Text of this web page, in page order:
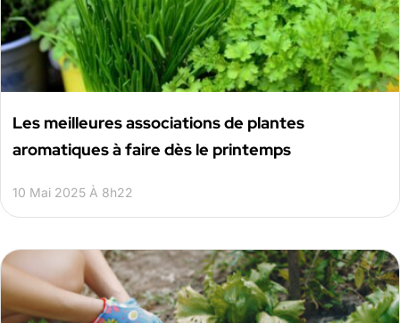
Les meilleures associations de plantes
aromatiques à faire dès le printemps
10 Mai 2025 À 8h22